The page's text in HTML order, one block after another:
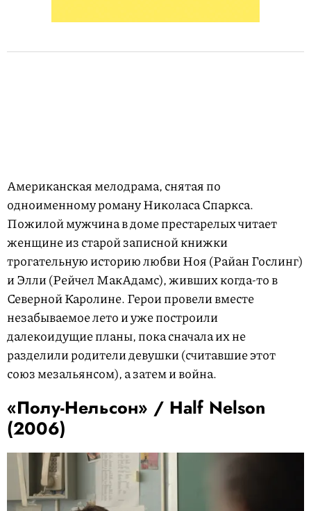
Американская мелодрама, снятая по
одноименному роману Николаса Спаркса.
Пожилой мужчина в доме престарелых читает
женщине из старой записной книжки
трогательную историю любви Ноя (Райан Гослинг)
и Элли (Рейчел МакАдамс), живших когда-то в
Северной Каролине. Герои провели вместе
незабываемое лето и уже построили
далекоидущие планы, пока сначала их не
разделили родители девушки (считавшие этот
союз мезальянсом), а затем и война.
«Полу-Нельсон» / Half Nelson
(2006)